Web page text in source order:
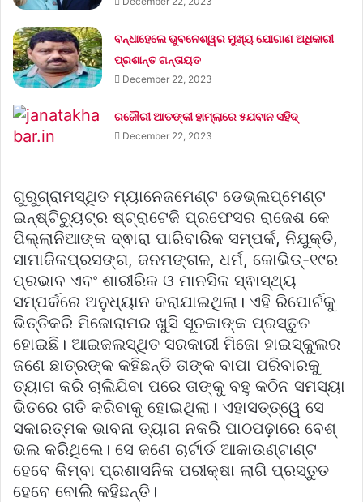
ବନ୍ଧାହେଲେ ଭୁବନେଶ୍ୱର ମୁଖ୍ୟ ଯୋଗାଣ ଅଧିକାରୀ
ପ୍ରଶାନ୍ତ ଗନ୍ତାୟତ
December 22, 2023
ରଜୌରୀ ଆତଙ୍କୀ ହାମ୍‌ଲାରେ ୫ଯବାନ ସହିଦ୍
December 22, 2023
ଗୁରୁଗ୍ରାମସ୍ଥିତ ମ୍ୟାନେଜମେଣ୍ଟ ଡେଭ୍‌ଲପ୍‌ମେଣ୍ଟ
ଇନ୍‌ଷ୍ଟିଚ୍ୟୁଟ୍‌ର ‌ଷ୍ଟ୍ରାଟେଜି ପ୍ରଫେସର ରାଜେଶ କେ
ପିଲ୍ଲାନିଆଙ୍କ ଦ୍ଵାରା ପାରିବାରିକ ସମ୍ପର୍କ, ନିଯୁକ୍ତି,
ସାମାଜିକପ୍ରସଙ୍ଗ, ଜନମଙ୍ଗଳ, ଧର୍ମ, କୋଭିଡ୍‌-୧୯ର
ପ୍ରଭାବ ଏବଂ ଶାରୀରିକ ଓ ମାନସିକ ସ୍ଵାସ୍ଥ୍ୟ
ସମ୍ପର୍କରେ ଅନୁଧ୍ୟାନ କରାଯାଇଥିଲା। ଏହି ରିପୋର୍ଟକୁ
ଭିତ୍ତିକରି ମିଜୋରାମର ଖୁସି ସୂଚକାଙ୍କ ପ୍ରସ୍ତୁତ
ହୋଇଛି। ଆଇଜଲସ୍ଥିତ ସରକାରୀ ମିଜୋ ହାଇସ୍କୁଲର
ଜଣେ ଛାତ୍ରଙ୍କ କହିଛନ୍ତି ତାଙ୍କ ବାପା ପରିବାରକୁ
ତ୍ୟାଗ କରି ଚାଲିଯିବା ପରେ ତାଙ୍କୁ ବହୁ କଠିନ ସମସ୍ୟା
ଭିତରେ ଗତି କରିବାକୁ ହୋଇଥିଲା। ଏହାସତ୍ତ୍ୱେ ସେ
ସକାରତ୍ମକ ଭାବନା ତ୍ୟାଗ ନକରି ପାଠପଢ଼ାରେ ବେଶ୍
ଭଲ କରିଥିଲେ। ସେ ଜଣେ ଚାର୍ଟାର୍ଡ ଆକାଉଣ୍ଟାଣ୍ଟ
ହେବେ କିମ୍ବା ପ୍ରଶାସନିକ ପରୀକ୍ଷା ଲାଗି ପ୍ରସ୍ତୁତ
ହେବେ ବୋଲି କହିଛନ୍ତି।